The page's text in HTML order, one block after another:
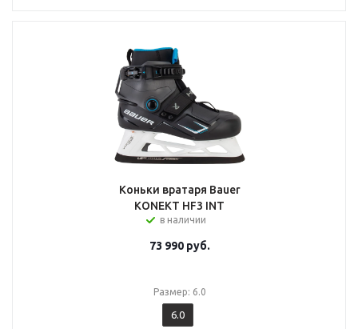
Коньки вратаря Bauer
KONEKT HF3 INT
в наличии
73 990руб.
Размер: 6.0
6.0